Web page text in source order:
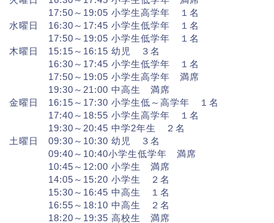
17:50～19:05 小学生高学年 １名
水曜日 16:30～17:45 小学生低学年 １名
17:50～19:05 小学生低学年 １名
木曜日 15:15～16:15 幼児 ３名
16:30～17:45 小学生低学年 １名
17:50～19:05 小学生高学年 満席
19:30～21:00 中高生 満席
金曜日 16:15～17:30 小学生低～高学年 １名
17:40～18:55 小学生高学年 １名
19:30～20:45 中学2年生 ２名
土曜日 09:30～10:30 幼児 ３名
09:40～10:40小学生低学年 満席
10:45～12:00 小学生 満席
14:05～15:20 小学生 ２名
15:30～16:45 中高生 １名
16:55～18:10 中高生 ２名
18:20～19:35 高校生 満席